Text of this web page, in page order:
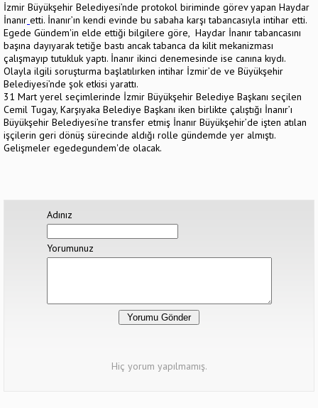
İzmir Büyükşehir Belediyesi’nde protokol biriminde görev yapan Haydar
İnanır etti. İnanır’ın kendi evinde bu sabaha karşı tabancasıyla intihar etti.
Egede Gündem'in elde ettiği bilgilere göre, Haydar İnanır tabancasını
başına dayıyarak tetiğe bastı ancak tabanca da kilit mekanizması
çalışmayıp tutukluk yaptı. İnanır ikinci denemesinde ise canına kıydı.
Olayla ilgili soruşturma başlatılırken intihar İzmir’de ve Büyükşehir
Belediyesi’nde şok etkisi yarattı.
31 Mart yerel seçimlerinde İzmir Büyükşehir Belediye Başkanı seçilen
Cemil Tugay, Karşıyaka Belediye Başkanı iken birlikte çalıştığı İnanır’ı
Büyükşehir Belediyesi’ne transfer etmiş İnanır Büyükşehir’de işten atılan
işçilerin geri dönüş sürecinde aldığı rolle gündemde yer almıştı.
Gelişmeler egedegundem'de olacak.
Adınız
Yorumunuz
Hiç yorum yapılmamış.